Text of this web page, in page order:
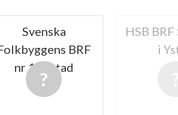
HSB BRF Stadener
i Ystad